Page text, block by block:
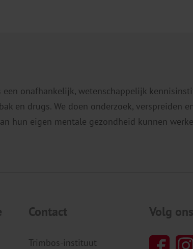
onafhankelijk, wetenschappelijk
en drugs. We doen onderzoek, verspreiden
hun eigen mentale gezondheid kunnen
Contact
Trimbos-instituut
Volg ons